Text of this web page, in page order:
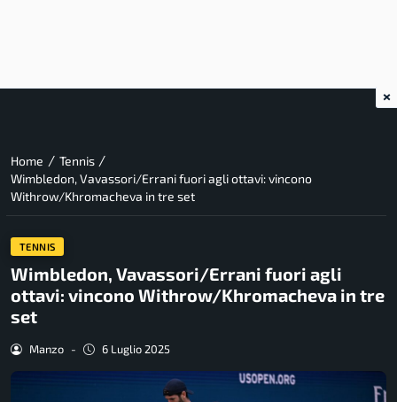
Home / Tennis /
Wimbledon, Vavassori/Errani fuori agli ottavi: vincono
Withrow/Khromacheva in tre set
TENNIS
Wimbledon, Vavassori/Errani fuori agli
ottavi: vincono Withrow/Khromacheva in tre
set
Manzo - 6 Luglio 2025
×